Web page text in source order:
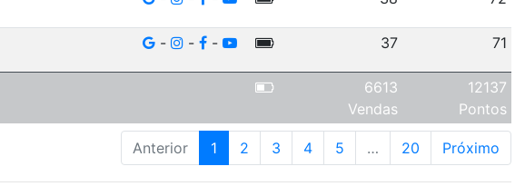
- - - 37 71
6613
Vendas
12137
Pontos
Anterior 1 2 3 4 5 … 20 Próximo